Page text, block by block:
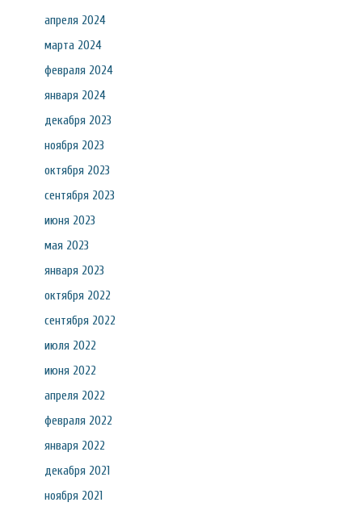
апреля 2024
марта 2024
февраля 2024
января 2024
декабря 2023
ноября 2023
октября 2023
сентября 2023
июня 2023
мая 2023
января 2023
октября 2022
сентября 2022
июля 2022
июня 2022
апреля 2022
февраля 2022
января 2022
декабря 2021
ноября 2021